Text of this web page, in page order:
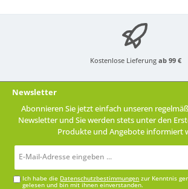
Kostenlose Lieferung ab 99 €
Newsletter
Abonnieren Sie jetzt einfach unseren
Newsletter und Sie werden stets unter den
Produkte und Angebote informiert
Mail-
Ich habe die Datenschutzbestimmungen zur Kenntnis
gelesen und bin mit ihnen einverstanden.